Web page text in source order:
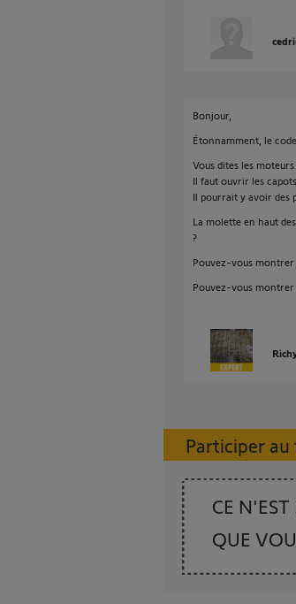
Bonjour,
Étonnamment, le
Vous dites les
Il faut ouvrir les
Il pourrait y avoir des
La molette en haut
?
Pouvez-vous montrer
Pouvez-vous montrer
Participer au
CE N'EST
QUE